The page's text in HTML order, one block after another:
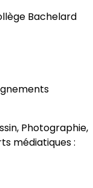
Bachelard
Photographie,
médiatiques :